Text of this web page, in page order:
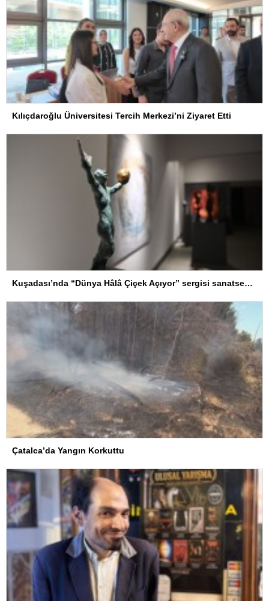
Kılıçdaroğlu Üniversitesi Tercih Merkezi’ni Ziyaret Etti
Kuşadası’nda “Dünya Hâlâ Çiçek Açıyor” sergisi sanatseverlerle buluşuyor
Çatalca’da Yangın Korkuttu